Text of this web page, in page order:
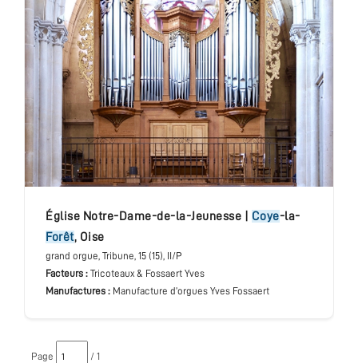
église Notre-Dame-de-la-Jeunesse Coye-la-
Forêt, Oise
grand orgue, Tribune, 15 (15), II/P
Facteurs : Tricoteaux & Fossaert Yves
Manufactures : Manufacture d’orgues Yves Fossaert
Page / 1